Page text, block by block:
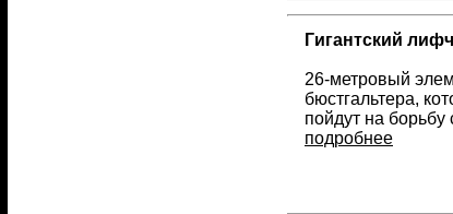
Гигантский
26-метровый
бюстгальтера,
пойдут на борьбу
подробнее